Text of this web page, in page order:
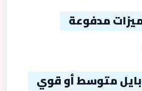
مدفوعة
متوسط أو قوي